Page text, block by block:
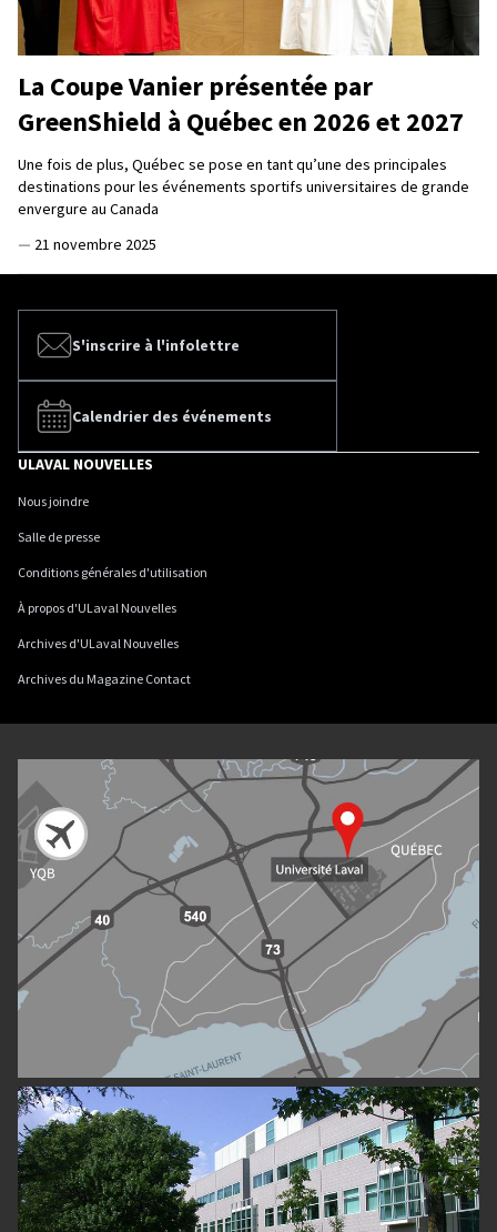
La Coupe Vanier présentée par
GreenShield à Québec en 2026 et 2027
Une fois de plus, Québec se pose en tant qu’une des principales
destinations pour les événements sportifs universitaires de grande
envergure au Canada
— 21 novembre 2025
S'inscrire à l'infolettre
Calendrier des événements
ULAVAL NOUVELLES
Nous joindre
Salle de presse
Conditions générales d'utilisation
À propos d'ULaval Nouvelles
Archives d'ULaval Nouvelles
Archives du Magazine Contact